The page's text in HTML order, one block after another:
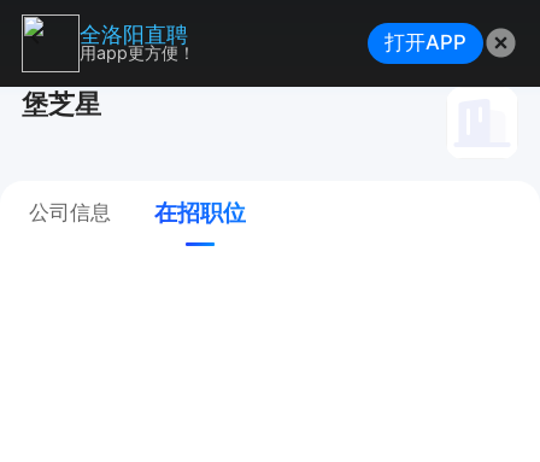
堡芝星
公司信息 在招职位
全洛阳直聘
用app更方便！ 打开APP